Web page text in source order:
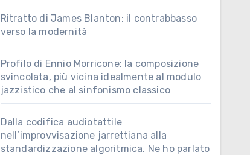
Ritratto di James Blanton: il contrabbasso
verso la modernità
Profilo di Ennio Morricone: la composizione
svincolata, più vicina idealmente al modulo
jazzistico che al sinfonismo classico
Dalla codifica audiotattile
nell’improvvisazione jarrettiana alla
standardizzazione algoritmica. Ne ho parlato